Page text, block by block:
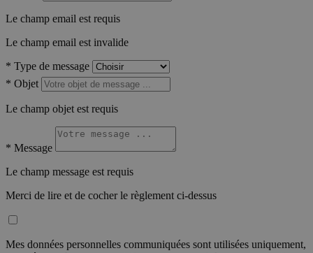
Le champ email est requis
Le champ email est invalide
* Type de message
* Objet
Le champ objet est requis
* Message
Le champ message est requis
Merci de lire et de cocher le règlement ci-dessus
Mes données personnelles communiquées sont utilisées uniquement,